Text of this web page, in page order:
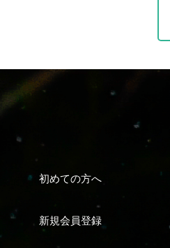
初めての方へ
新規会員登録